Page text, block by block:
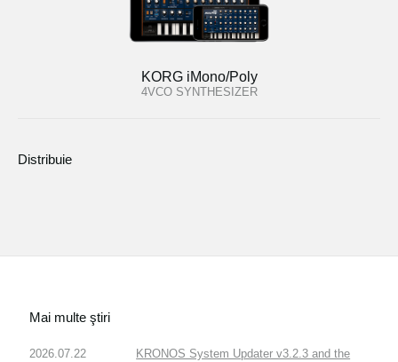
KORG iMono/Poly
4VCO SYNTHESIZER
Distribuie
Mai multe ştiri
2026.07.22
KRONOS System Updater v3.2.3 and the